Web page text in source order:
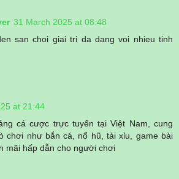
31 March 2025 at 08:48
san choi giai tri da dang voi nhieu tinh
at 21:44
cá cược trực tuyến tại Việt Nam, cung
chơi như bắn cá, nổ hũ, tài xỉu, game bài
mãi hấp dẫn cho người chơi